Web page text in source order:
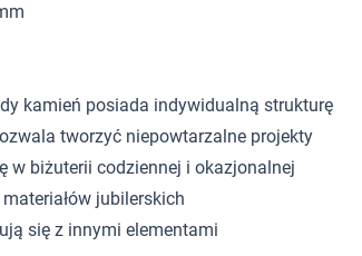
kamień posiada indywidualną strukturę
tworzyć niepowtarzalne projekty
w biżuterii codziennej i okazjonalnej
jubilerskich
się z innymi elementami